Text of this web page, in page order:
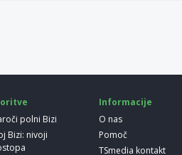
polni Bizi
Bizi: nivoji
Informacije
O nas
Pomoč
TSmedia kontakt